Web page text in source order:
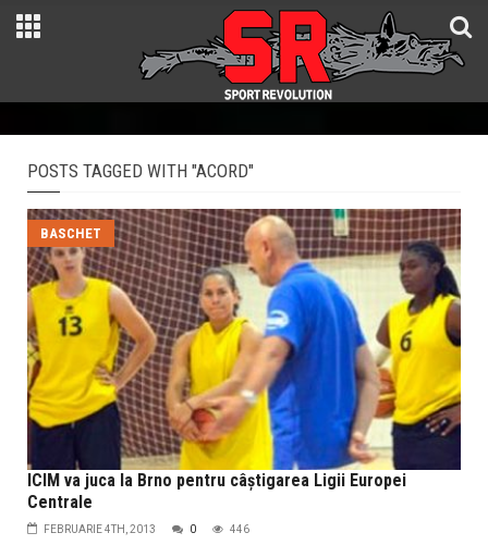
POSTS TAGGED WITH "ACORD"
BASCHET
ICIM va juca la Brno pentru câștigarea Ligii Europei
Centrale
FEBRUARIE 4TH, 2013 0 446